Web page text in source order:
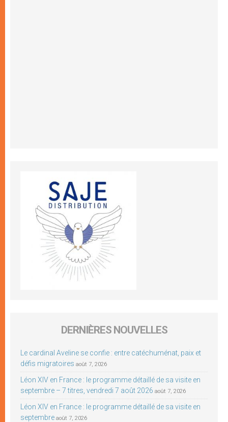
DERNIÈRES NOUVELLES
Le cardinal Aveline se confie : entre catéchuménat, paix et
défis migratoires août 7, 2026
Léon XIV en France : le programme détaillé de sa visite en
septembre – 7 titres, vendredi 7 août 2026 août 7, 2026
Léon XIV en France : le programme détaillé de sa visite en
septembre août 7, 2026